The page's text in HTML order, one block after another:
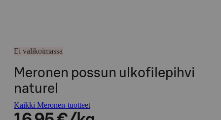
Ei valikoimassa
Meronen possun ulkofilepihvi
naturel
Kaikki Meronen-tuotteet